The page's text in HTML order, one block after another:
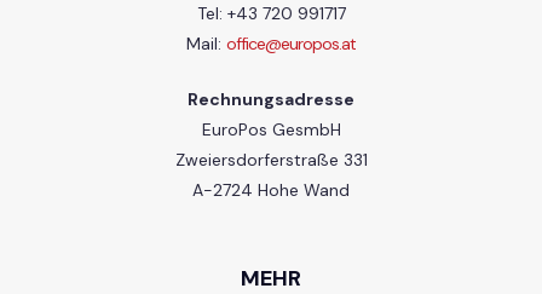
Tel: +43 720 991717
Mail: office@europos.at
Rechnungsadresse
EuroPos GesmbH
Zweiersdorferstraße 331
A-2724 Hohe Wand
MEHR